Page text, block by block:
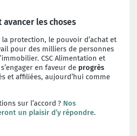
avancer les choses
protection, le pouvoir d’achat et
pour des milliers de personnes
CSC Alimentation et
en faveur de progrès
et affiliées, aujourd’hui comme
sur l’accord ? Nos
un plaisir d’y répondre.